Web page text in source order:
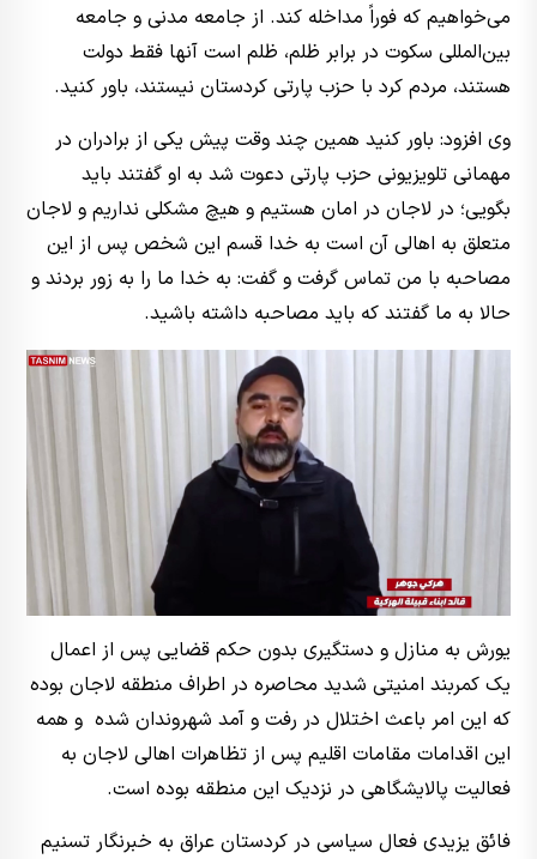
می‌خواهیم که فوراً مداخله کند. از جامعه مدنی و جامعه
بین‌المللی سکوت در برابر ظلم، ظلم است آنها فقط دولت
هستند، مردم کرد با حزب پارتی کردستان نیستند، باور کنید.
وی افزود: باور کنید همین چند وقت پیش یکی از برادران در
مهمانی تلویزیونی حزب پارتی دعوت شد به او گفتند باید
بگویی؛ در لاجان در امان هستیم و هیچ مشکلی نداریم و لاجان
متعلق به اهالی آن است به خدا قسم این شخص پس از این
مصاحبه با من تماس گرفت و گفت: به خدا ما را به زور بردند و
حالا به ما گفتند که باید مصاحبه داشته باشید.
یورش به منازل و دستگیری بدون حکم قضایی پس از اعمال
یک کمربند امنیتی شدید محاصره در اطراف منطقه لاجان بوده
که این امر باعث اختلال در رفت و آمد شهروندان شده و همه
این اقدامات مقامات اقلیم پس از تظاهرات اهالی لاجان به
فعالیت پالایشگاهی در نزدیک این منطقه بوده است.
فائق یزیدی فعال سیاسی در کردستان عراق به خبرنگار تسنیم